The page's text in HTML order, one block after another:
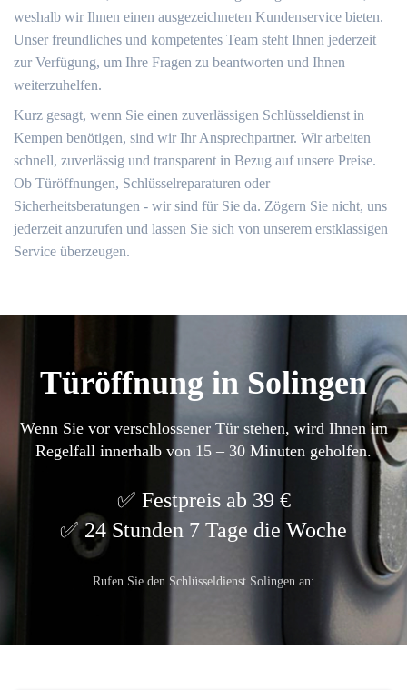
weshalb wir Ihnen einen ausgezeichneten Kundenservice bieten.
Unser freundliches und kompetentes Team steht Ihnen jederzeit
zur Verfügung, um Ihre Fragen zu beantworten und Ihnen
weiterzuhelfen.
Kurz gesagt, wenn Sie einen zuverlässigen Schlüsseldienst in
Kempen benötigen, sind wir Ihr Ansprechpartner. Wir arbeiten
schnell, zuverlässig und transparent in Bezug auf unsere Preise.
Ob Türöffnungen, Schlüsselreparaturen oder
Sicherheitsberatungen - wir sind für Sie da. Zögern Sie nicht, uns
jederzeit anzurufen und lassen Sie sich von unserem erstklassigen
Service überzeugen.
Türöffnung in Solingen
Wenn Sie vor verschlossener Tür stehen, wird Ihnen im
Regelfall innerhalb von 15 – 30 Minuten geholfen.
Festpreis ab 39 €
24 Stunden 7 Tage die Woche
Rufen Sie den Schlüsseldienst Solingen an: